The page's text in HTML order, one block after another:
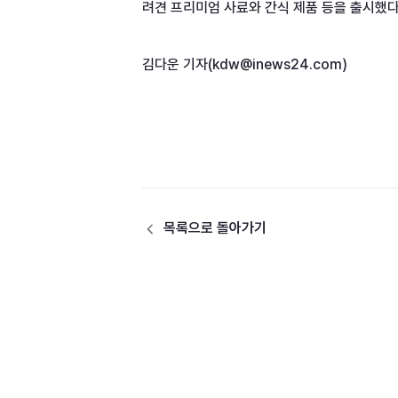
려견 프리미엄 사료와 간식 제품 등을 출시했
목록으로 돌아가기